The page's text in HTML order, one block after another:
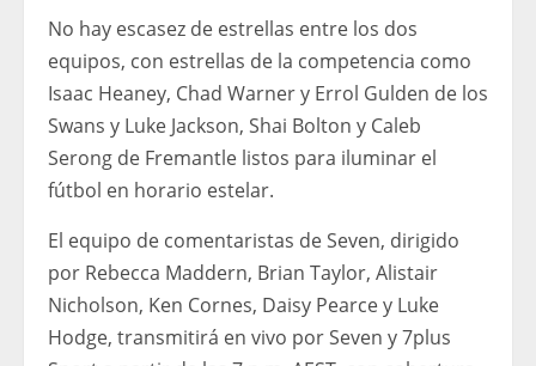
No hay escasez de estrellas entre los dos
equipos, con estrellas de la competencia como
Isaac Heaney, Chad Warner y Errol Gulden de los
Swans y Luke Jackson, Shai Bolton y Caleb
Serong de Fremantle listos para iluminar el
fútbol en horario estelar.
El equipo de comentaristas de Seven, dirigido
por Rebecca Maddern, Brian Taylor, Alistair
Nicholson, Ken Cornes, Daisy Pearce y Luke
Hodge, transmitirá en vivo por Seven y 7plus